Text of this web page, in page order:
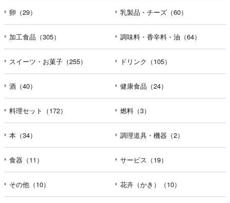
卵（29） 乳製品・チーズ（60）
加工食品（305） 調味料・香辛料・油（64）
スイーツ・お菓子（255） ドリンク（105）
酒（40） 健康食品（24）
料理セット（172） 燃料（3）
本（34） 調理道具・機器（2）
食器（11） サービス（19）
その他（10） 花卉（かき）（10）